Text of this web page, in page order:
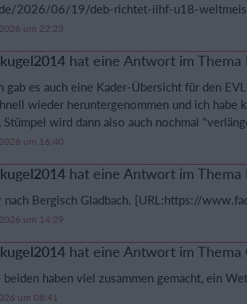
2026/06/19/deb-richtet-iihf-u18-
um 22:23
hat eine Antwort im Thema
gab es auch eine Kader-Übersicht für den
wieder heruntergenommen und ich habe
Stümpel wird dann also auch nochmal
um 16:40
hat eine Antwort im Thema
nach Bergisch Gladbach. [URL:https://
um 14:29
hat eine Antwort im Thema
haben viel zusammen gemacht, ein
um 08:41